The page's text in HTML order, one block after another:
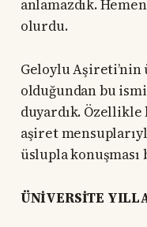
anlamazdık.
olurdu.
Geloylu
olduğundan bu
duyardık. Özellikle
aşiret
üslupla
ÜNİVERSİTE